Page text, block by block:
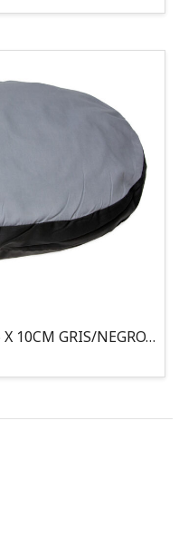
COJIN, OVAL DOC BED 90 X 66 X 10CM GRIS/NEGRO, 95°